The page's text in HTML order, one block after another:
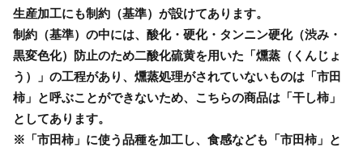
生産加工にも制約（基準）が設けてあります。
制約（基準）の中には、酸化・硬化・タンニン硬化（渋み・
黒変色化）防止のため二酸化硫黄を用いた「燻蒸（くんじょ
う）」の工程があり、燻蒸処理がされていないものは「市田
柿」と呼ぶことができないため、こちらの商品は「干し柿」
としてあります。
※「市田柿」に使う品種を加工し、食感なども「市田柿」と